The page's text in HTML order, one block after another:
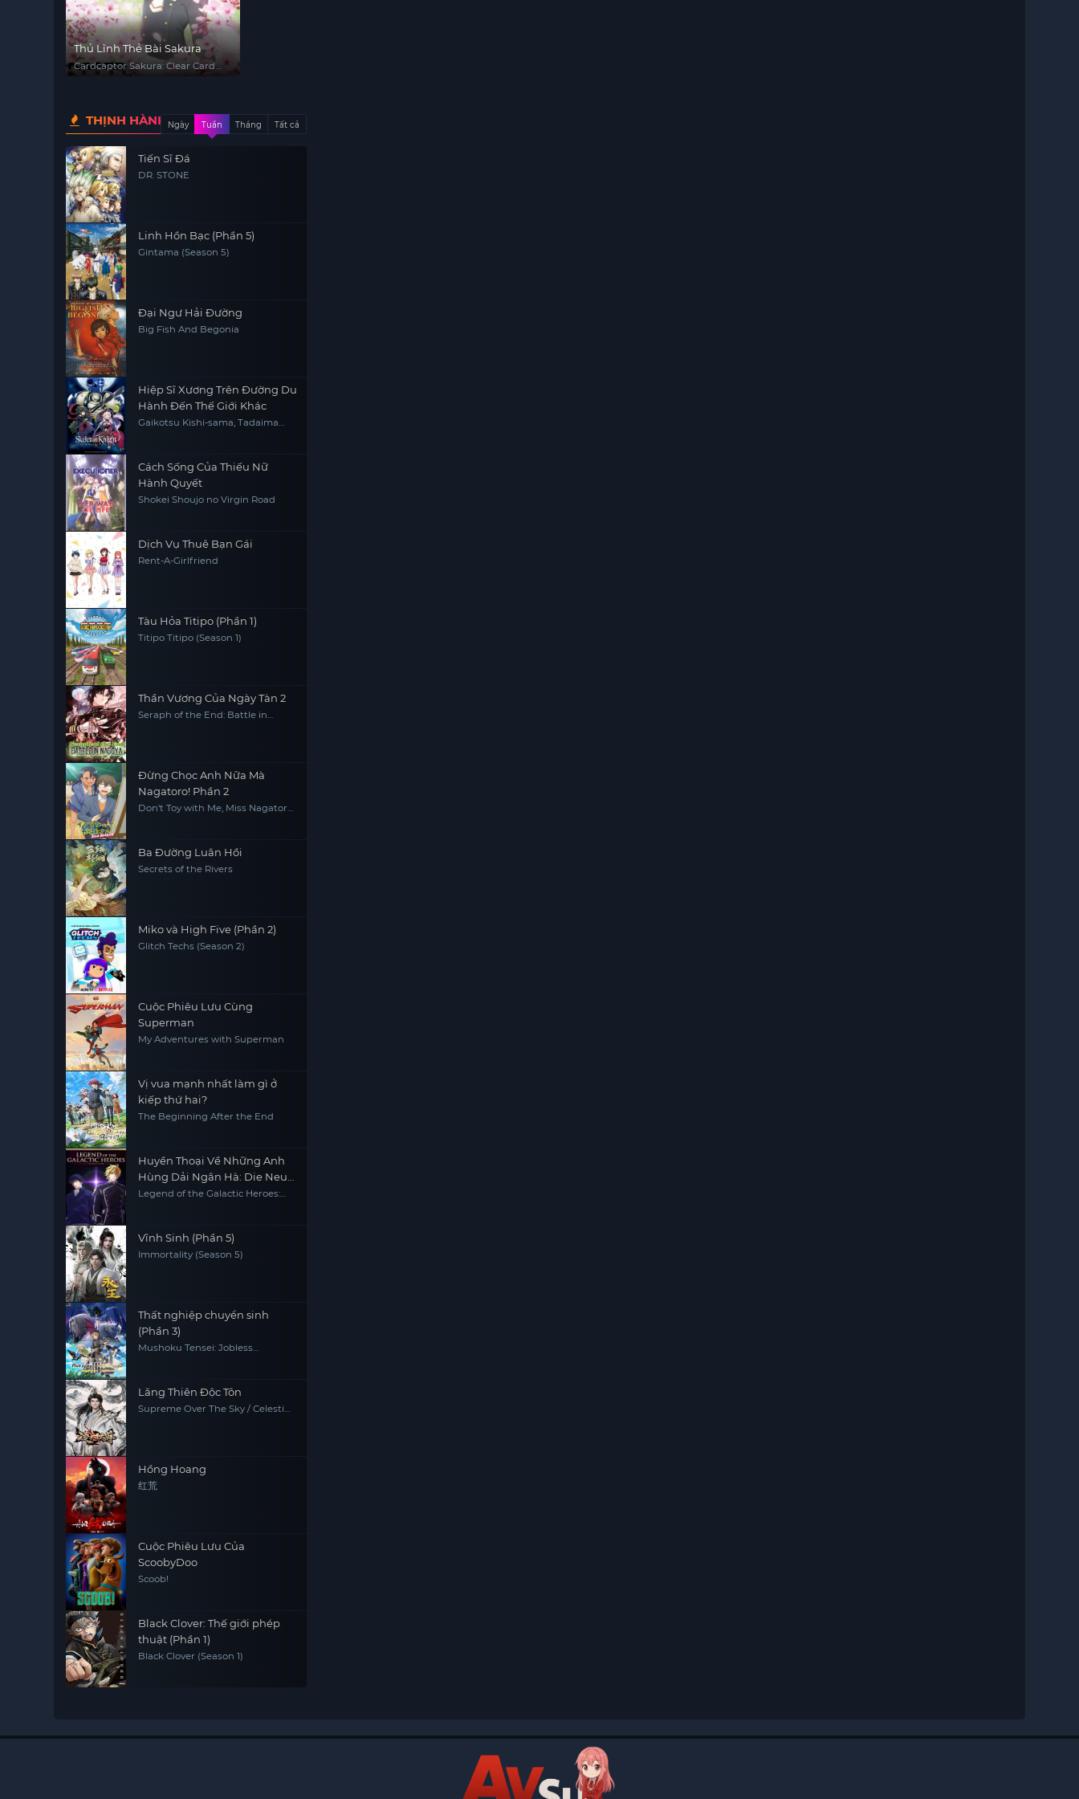
Thủ Lĩnh Thẻ Bài Sakura
Cardcaptor Sakura: Clear Card
THỊNH HÀNHNgày Tuần Tháng Tất cả
Tiến Sĩ Đá
DR. STONE
Linh Hồn Bạc (Phần 5)
Gintama (Season 5)
Đại Ngư Hải Đường
Big Fish And Begonia
Hiệp Sĩ Xương Trên Đường Du
Hành Đến Thế Giới Khác
Gaikotsu Kishi-sama, Tadaima
Cách Sống Của Thiếu Nữ
Hành Quyết
Shokei Shoujo no Virgin Road
Dịch Vụ Thuê Bạn Gái
Rent-A-Girlfriend
Tàu Hỏa Titipo (Phần 1)
Titipo Titipo (Season 1)
Thần Vương Của Ngày Tàn 2
Seraph of the End: Battle in
Đừng Chọc Anh Nữa Mà
Nagatoro! Phần 2
Don't Toy with Me, Miss Nagatoro
Ba Đường Luân Hồi
Secrets of the Rivers
Miko và High Five (Phần 2)
Glitch Techs (Season 2)
Cuộc Phiêu Lưu Cùng
Superman
My Adventures with Superman
Vị vua mạnh nhất làm gì ở
kiếp thứ hai?
The Beginning After the End
Huyền Thoại Về Những Anh
Hùng Dải Ngân Hà: Die Neue
These - Âm Mưu
Legend of the Galactic Heroes:
Vĩnh Sinh (Phần 5)
Immortality (Season 5)
Thất nghiệp chuyển sinh
(Phần 3)
Mushoku Tensei: Jobless
Lăng Thiên Độc Tôn
Supreme Over The Sky / Celestial
Hồng Hoang
红荒
Cuộc Phiêu Lưu Của
ScoobyDoo
Scoob!
Black Clover: Thế giới phép
thuật (Phần 1)
Black Clover (Season 1)